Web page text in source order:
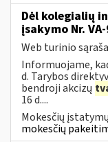
Dėl kolegialių
įsakymo Nr.
Web turinio
Informuojame,
d. Tarybos
bendroji akcizų
16 d....
Mokesčių
mokesčių